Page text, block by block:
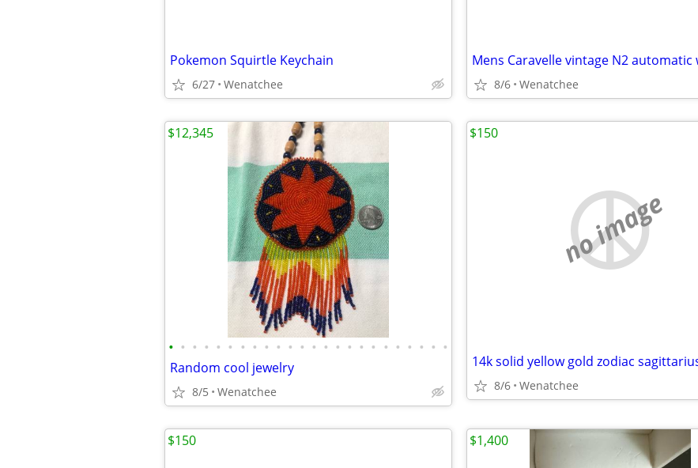
Pokemon Squirtle Keychain
6/27 Wenatchee 8/6 Wenatchee
• • • • • • • • • • • • • • • • • • • • • • • •
Random cool jewelry
8/5 Wenatchee
$12,345
no image
8/6 Wenatchee
$150
$150 $1,400